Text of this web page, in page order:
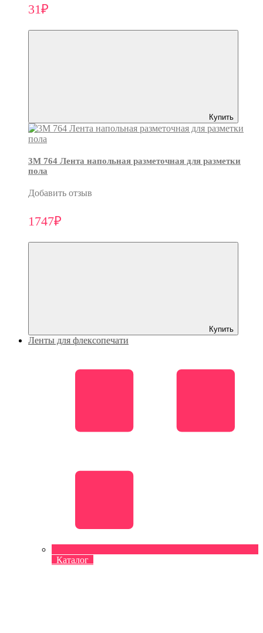
31₽
Купить
3M 764 Лента напольная разметочная для разметки
пола
Добавить отзыв
1747₽
Купить
Ленты для флексопечати
Каталог